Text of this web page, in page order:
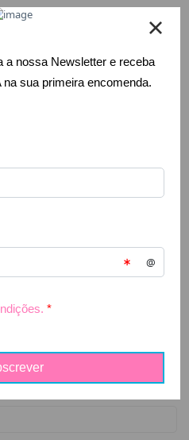
o direito de resolver o
legal, sem necessidade de
decisão.